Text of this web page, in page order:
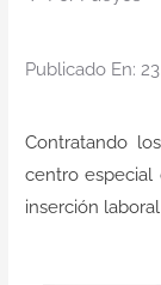
Publicado En:
Contratando
centro
inserción